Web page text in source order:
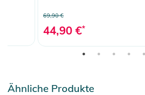
69,90 €
44,90 €*
Ähnliche Produkte